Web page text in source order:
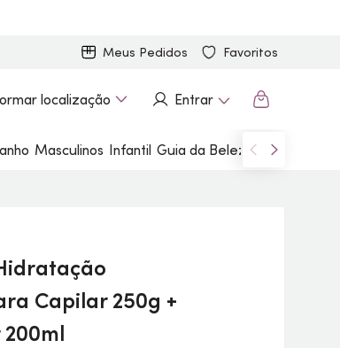
Meus Pedidos Favoritos
localização Entrar
Masculinos Infantil Guia da Beleza Marcas
Capilar 250g +